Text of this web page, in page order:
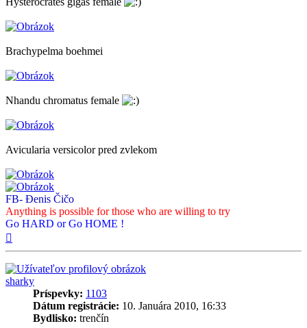
Brachypelma boehmei
Nhandu chromatus female
Avicularia versicolor pred zvlekom
FB- Đenis Čičo
Anything is possible for those who are willing to try
Go HARD or Go HOME !
sharky
Príspevky: 1103
Dátum registrácie: 10. Januára 2010, 16:33
Bydlisko: trenčín